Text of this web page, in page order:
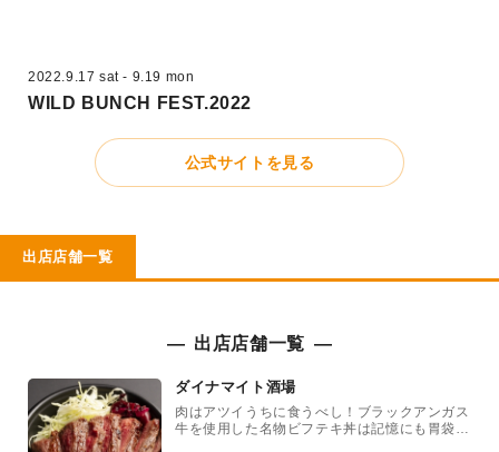
2022.9.17 sat- 9.19 mon
WILD BUNCH FEST.2022
公式サイトを見る
出店店舗一覧
出店店舗一覧
ダイナマイト酒場
肉はアツイうちに食うべし！ブラックアンガス
牛を使用した名物ビフテキ丼は記憶にも胃袋に